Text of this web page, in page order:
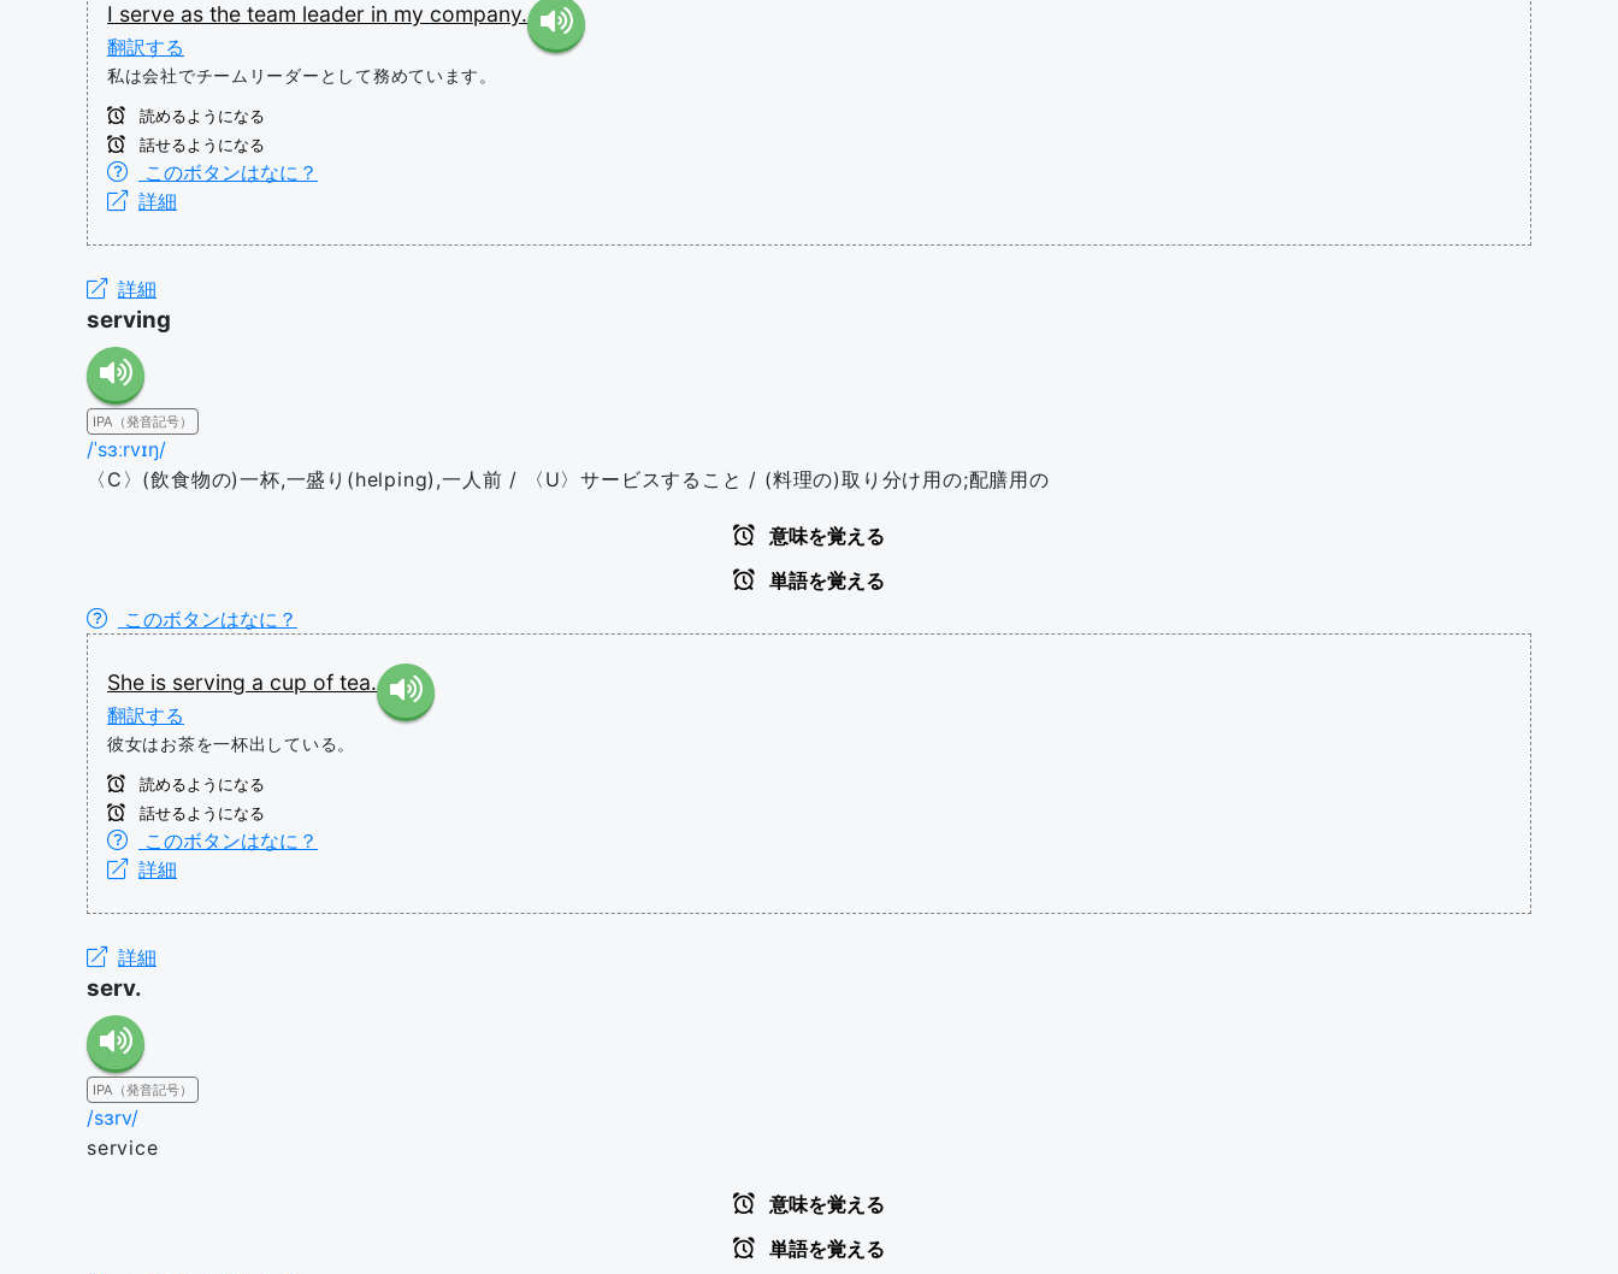
I serve as the team leader in my company.
翻訳する
私は会社でチームリーダーとして務めています。
読めるようになる
話せるようになる
このボタンはなに？
詳細
詳細
serving
IPA（発音記号）
/ˈsɜːrvɪŋ/
〈C〉(飲食物の)一杯,一盛り(helping),一人前 / 〈U〉サービスすること / (料理の)取り分け用の;配膳用の
意味を覚える
単語を覚える
このボタンはなに？
She is serving a cup of tea.
翻訳する
彼女はお茶を一杯出している。
読めるようになる
話せるようになる
このボタンはなに？
詳細
詳細
serv.
IPA（発音記号）
/sɜrv/
service
意味を覚える
単語を覚える